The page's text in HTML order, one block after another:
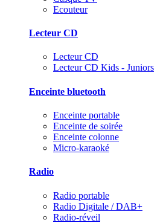
Ecouteur
Lecteur CD
Lecteur CD
Lecteur CD Kids - Juniors
Enceinte bluetooth
Enceinte portable
Enceinte de soirée
Enceinte colonne
Micro-karaoké
Radio
Radio portable
Radio Digitale / DAB+
Radio-réveil